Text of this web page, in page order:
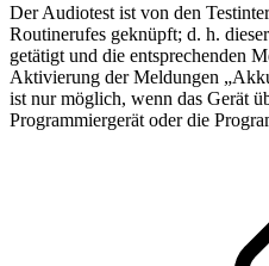
Der Audiotest ist von den
Routinerufes geknüpft; d. h.
getätigt und die entsprechenden
Aktivierung der Meldungen
ist nur möglich, wenn das Gerät
Programmiergerät oder die